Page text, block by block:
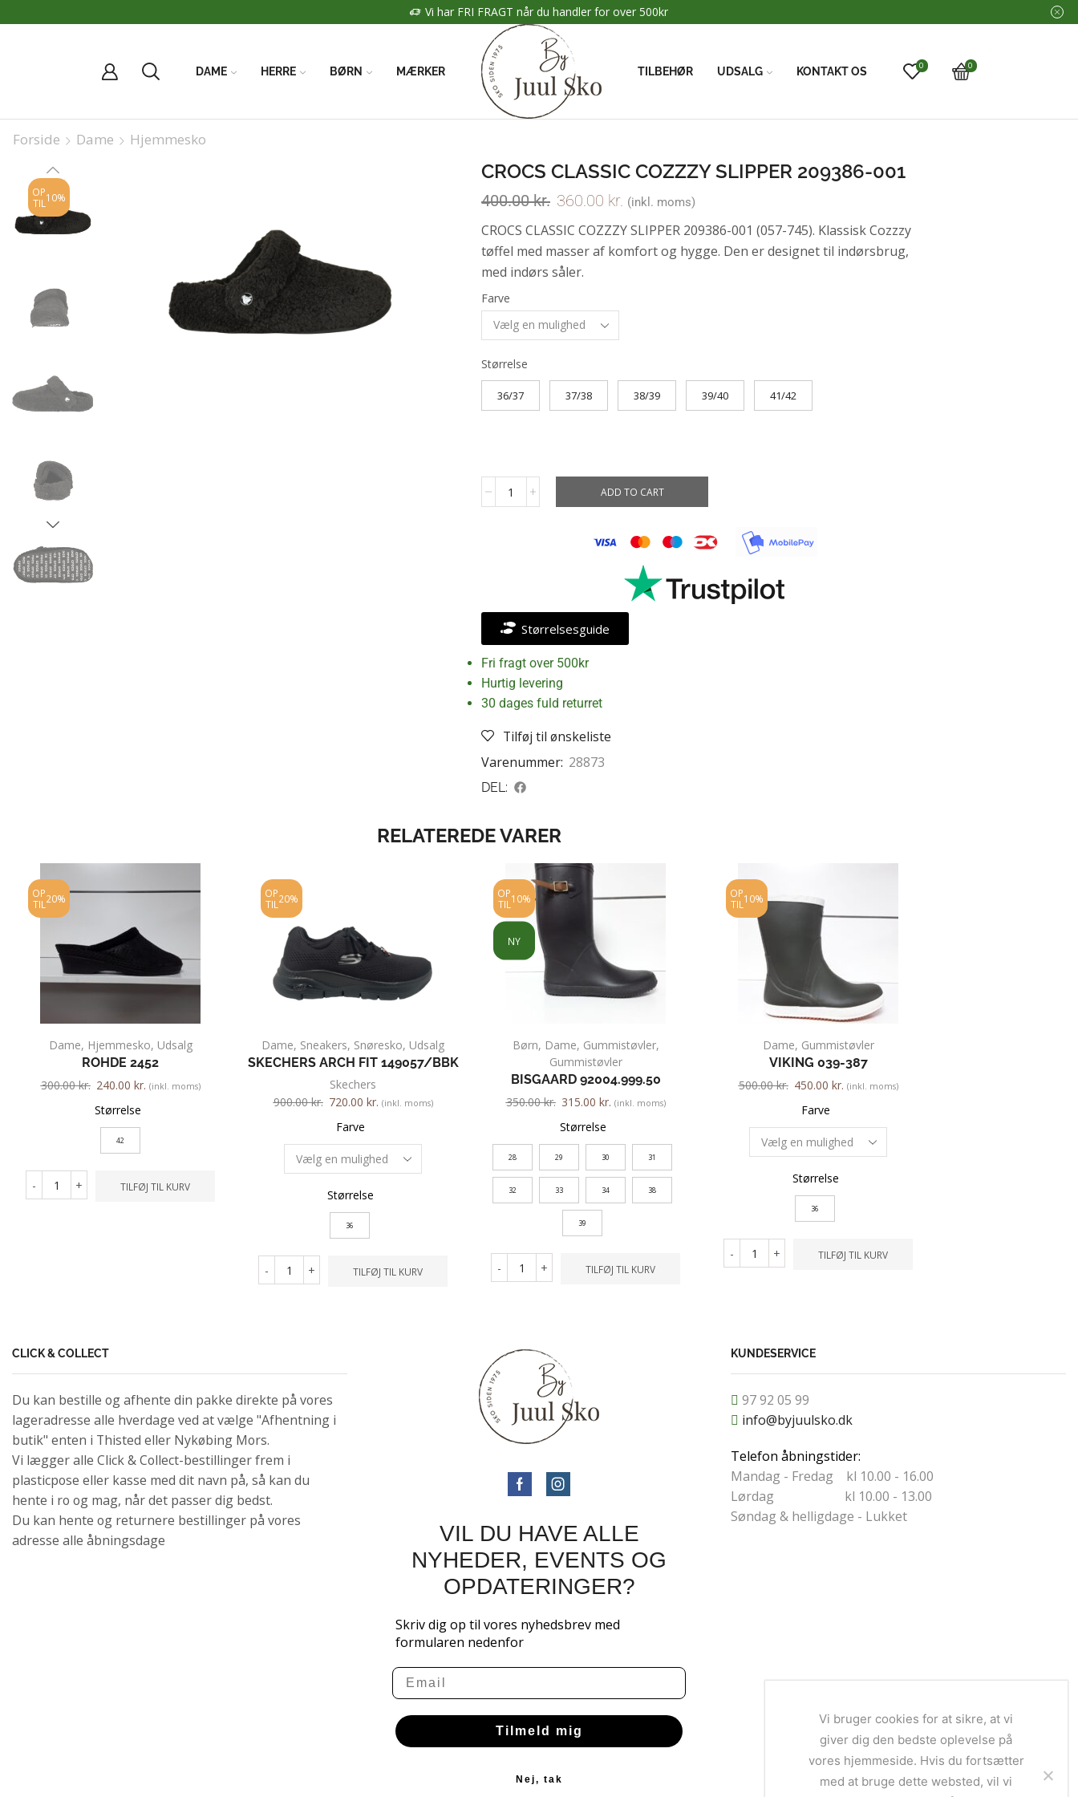
Vi har FRI FRAGT når du handler for over 500kr
DAME HERRE BØRN MÆRKER TILBEHØR UDSALG KONTAKT OS 0 0
Forside Dame Hjemmesko
OP
TIL 10%
CROCS CLASSIC COZZZY SLIPPER 209386-001
400.00kr. 360.00 kr. (inkl. moms)
CROCS CLASSIC COZZZY SLIPPER 209386-001 (057-745). Klassisk Cozzzy
tøffel med masser af komfort og hygge. Den er designet til indørsbrug,
med indørs såler.
Farve
Størrelse
36/37 37/38 38/39 39/40 41/42
ADD TO CART
Størrelsesguide
Fri fragt over 500kr
Hurtig levering
30 dages fuld returret
Tilføj til ønskeliste
Varenummer: 28873
DEL:
RELATEREDE VARER
OP
TIL 20%
Dame, Hjemmesko, Udsalg
ROHDE 2452
300.00kr. 240.00 kr. (inkl. moms)
Størrelse
42
- + TILFØJ TIL KURV
OP
TIL 20%
Dame, Sneakers, Snøresko, Udsalg
SKECHERS ARCH FIT 149057/BBK
Skechers
900.00kr. 720.00 kr. (inkl. moms)
Farve
Størrelse
36
- + TILFØJ TIL KURV
OP
TIL 10%
NY
Børn, Dame, Gummistøvler,
Gummistøvler
BISGAARD 92004.999.50
350.00kr. 315.00 kr. (inkl. moms)
Størrelse
28 29 30 31
32 33 34 38
39
- + TILFØJ TIL KURV
OP
TIL 10%
Dame, Gummistøvler
VIKING 039-387
500.00kr. 450.00 kr. (inkl. moms)
Farve
Størrelse
36
- + TILFØJ TIL KURV
CLICK & COLLECT
Du kan bestille og afhente din pakke direkte på vores
lageradresse alle hverdage ved at vælge "Afhentning i
butik" enten i Thisted eller Nykøbing Mors.
Vi lægger alle Click & Collect-bestillinger frem i
plasticpose eller kasse med dit navn på, så kan du
hente i ro og mag, når det passer dig bedst.
Du kan hente og returnere bestillinger på vores
adresse alle åbningsdage
VIL DU HAVE ALLE
NYHEDER, EVENTS OG
OPDATERINGER?
Skriv dig op til vores nyhedsbrev med
formularen nedenfor
Email
Tilmeld mig
Nej, tak
KUNDESERVICE
97 92 05 99
info@byjuulsko.dk
Telefon åbningstider:
Mandag - Fredag kl 10.00 - 16.00
Lørdag kl 10.00 - 13.00
Søndag & helligdage - Lukket
Vi bruger cookies for at sikre, at vi
giver dig den bedste oplevelse på
vores hjemmeside. Hvis du fortsætter
med at bruge dette websted, vil vi